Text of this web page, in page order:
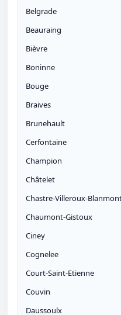
Belgrade
Beauraing
Bièvre
Boninne
Bouge
Braives
Brunehault
Cerfontaine
Champion
Châtelet
Chastre-Villeroux-
Chaumont-Gistoux
Ciney
Cognelee
Court-Saint-Etienne
Couvin
Daussoulx